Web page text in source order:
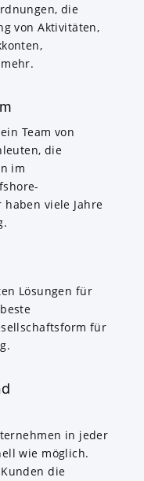
die
von Aktivitäten,
Team von
die
im
viele Jahre
Lösungen für
für
in jeder
wie möglich.
die